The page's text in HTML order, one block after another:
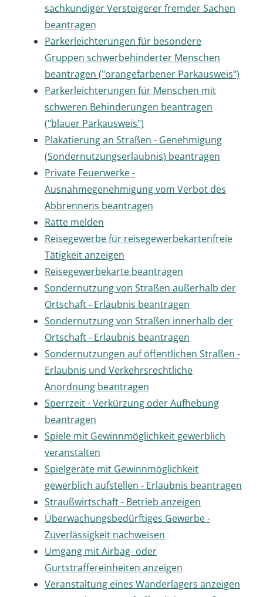
sachkundiger Versteigerer fremder Sachen
beantragen
Parkerleichterungen für besondere
Gruppen schwerbehinderter Menschen
beantragen ("orangefarbener Parkausweis")
Parkerleichterungen für Menschen mit
schweren Behinderungen beantragen
("blauer Parkausweis")
Plakatierung an Straßen - Genehmigung
(Sondernutzungserlaubnis) beantragen
Private Feuerwerke -
Ausnahmegenehmigung vom Verbot des
Abbrennens beantragen
Ratte melden
Reisegewerbe für reisegewerbekartenfreie
Tätigkeit anzeigen
Reisegewerbekarte beantragen
Sondernutzung von Straßen außerhalb der
Ortschaft - Erlaubnis beantragen
Sondernutzung von Straßen innerhalb der
Ortschaft - Erlaubnis beantragen
Sondernutzungen auf öffentlichen Straßen -
Erlaubnis und Verkehrsrechtliche
Anordnung beantragen
Sperrzeit - Verkürzung oder Aufhebung
beantragen
Spiele mit Gewinnmöglichkeit gewerblich
veranstalten
Spielgeräte mit Gewinnmöglichkeit
gewerblich aufstellen - Erlaubnis beantragen
Straußwirtschaft - Betrieb anzeigen
Überwachungsbedürftiges Gewerbe -
Zuverlässigkeit nachweisen
Umgang mit Airbag- oder
Gurtstraffereinheiten anzeigen
Veranstaltung eines Wanderlagers anzeigen